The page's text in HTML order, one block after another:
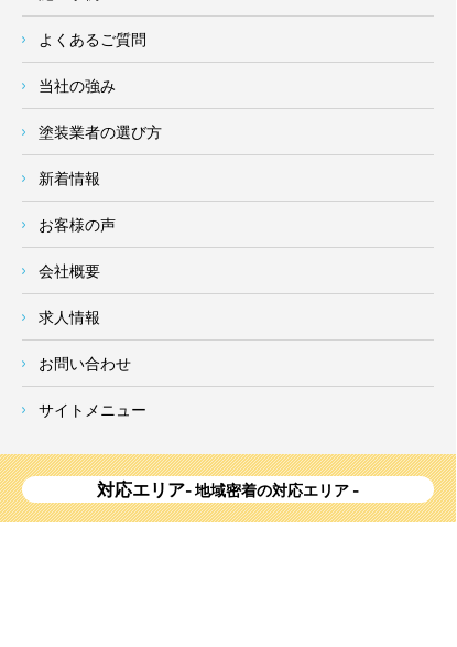
よくあるご質問
当社の強み
塗装業者の選び方
新着情報
お客様の声
会社概要
求人情報
お問い合わせ
サイトメニュー
対応エリア- 地域密着の対応エリア -